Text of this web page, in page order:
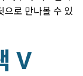
으로 만나볼 수 있
V